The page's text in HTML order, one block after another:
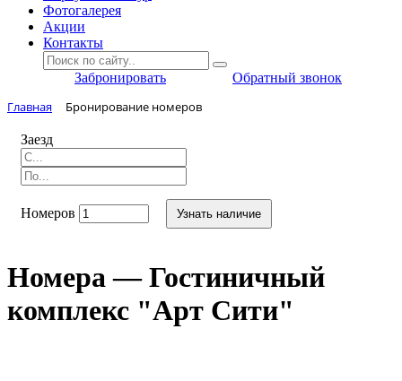
Фотогалерея
Акции
Контакты
Забронировать Обратный звонок
Главная Бронирование номеров
Заезд
Номеров Узнать наличие
Номера — Гостиничный
комплекс "Арт Сити"